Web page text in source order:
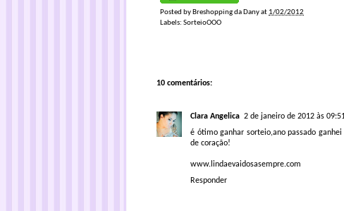
Posted by Breshopping da Danyat 1/02/2012
Labels: SorteioOOO
10 comentários:
Clara Angelica 2 de janeiro de 2012 às
é ótimo ganhar sorteio,ano passado
de coração!
www.lindaevaidosasempre.com
Responder